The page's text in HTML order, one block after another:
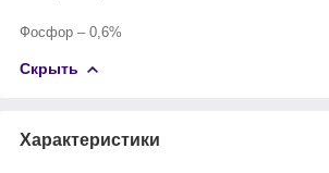
Фосфор – 0,6%
Скрыть
Характеристики